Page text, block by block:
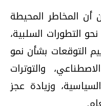
أن المخاطر المحيطة
التطورات السلبية،
التوقعات بشأن نمو
والتوترات
السياسية، وزيادة عجز